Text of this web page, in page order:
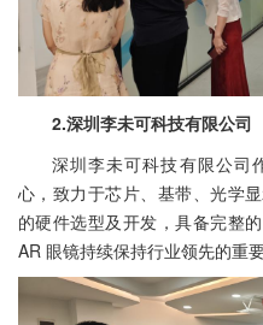
2.深圳李未可科技有限公司
深圳李未可科技有限公司
心，致力于芯片、基带、光学
的硬件选型及开发，具备完整
AR 眼镜持续保持行业领先的重要